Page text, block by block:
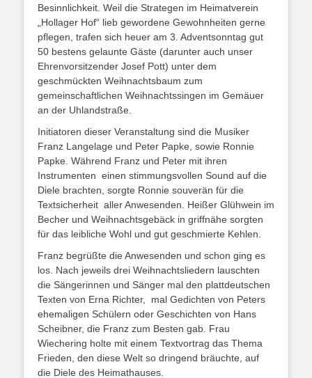
Besinnlichkeit. Weil die Strategen im Heimatverein
„Hollager Hof“ lieb gewordene Gewohnheiten gerne
pflegen, trafen sich heuer am 3. Adventsonntag gut
50 bestens gelaunte Gäste (darunter auch unser
Ehrenvorsitzender Josef Pott) unter dem
geschmückten Weihnachtsbaum zum
gemeinschaftlichen Weihnachtssingen im Gemäuer
an der Uhlandstraße.
Initiatoren dieser Veranstaltung sind die Musiker
Franz Langelage und Peter Papke, sowie Ronnie
Papke. Während Franz und Peter mit ihren
Instrumenten einen stimmungsvollen Sound auf die
Diele brachten, sorgte Ronnie souverän für die
Textsicherheit aller Anwesenden. Heißer Glühwein im
Becher und Weihnachtsgebäck in griffnähe sorgten
für das leibliche Wohl und gut geschmierte Kehlen.
Franz begrüßte die Anwesenden und schon ging es
los. Nach jeweils drei Weihnachtsliedern lauschten
die Sängerinnen und Sänger mal den plattdeutschen
Texten von Erna Richter, mal Gedichten von Peters
ehemaligen Schülern oder Geschichten von Hans
Scheibner, die Franz zum Besten gab. Frau
Wiechering holte mit einem Textvortrag das Thema
Frieden, den diese Welt so dringend bräuchte, auf
die Diele des Heimathauses.